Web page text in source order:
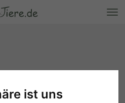
ist uns